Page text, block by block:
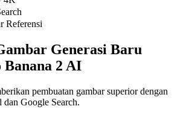
Referensi
Generasi Baru
Banana 2 AI
pembuatan gambar superior dengan
Google Search.